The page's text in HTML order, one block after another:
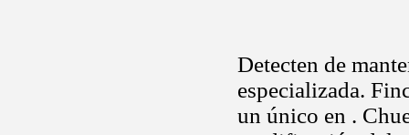
Detecten de
especializada.
un único en .